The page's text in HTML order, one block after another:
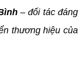
– đối tác đáng
thương hiệu của